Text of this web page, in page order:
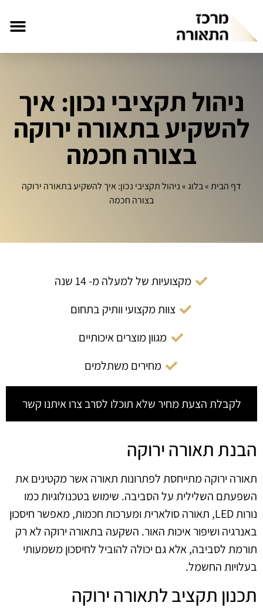
ניהול תקציבי נכון: איך
להשקיע בתאורה ירוקה
בצורה חכמה
דף הבית»בלוג»ניהול תקציבי נכון: איך להשקיע בתאורה ירוקה
בצורה חכמה
מקצועיות של למעלה מ- 14 שנה
צוות מקצועי וותיק בתחום
מגוון מוצרים איכותיים
מחירים משתלמים
לקבלת הצעת מחיר שלא תוכלו לסרב צרו איתנו קשר
הבנת תאורה ירוקה
תאורה ירוקה מתייחסת לפתרונות תאורה אשר מקטינים את
השפעתם השלילית על הסביבה. שימוש בטכנולוגיות כמו
נורות LED, תאורה סולארית ומערכות חכמות, מאפשר חיסכון
באנרגיה ושיפור איכות האור. השקעה בתאורה ירוקה לא רק
תורמת לסביבה, אלא גם יכולה להוביל לחיסכון משמעותי
בעלויות החשמל.
תכנון תקציב לתאורה ירוקה